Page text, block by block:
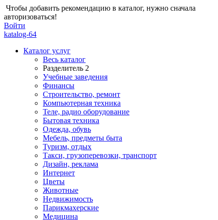
Чтобы добавить рекомендацию в каталог, нужно сначала
авторизоваться!
Войти
katalog-64
Каталог услуг
Весь каталог
Разделитель 2
Учебные заведения
Финансы
Строительство, ремонт
Компьютерная техника
Теле, радио оборудование
Бытовая техника
Одежда, обувь
Мебель, предметы быта
Туризм, отдых
Такси, грузоперевозки, транспорт
Дизайн, реклама
Интернет
Цветы
Животные
Недвижимость
Парикмахерские
Медицина